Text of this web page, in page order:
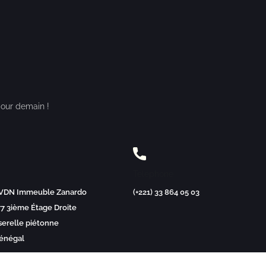
demain !
Immeuble Zanardo
3ième Étage Droite
piétonne
(+221) 33 864 05 03